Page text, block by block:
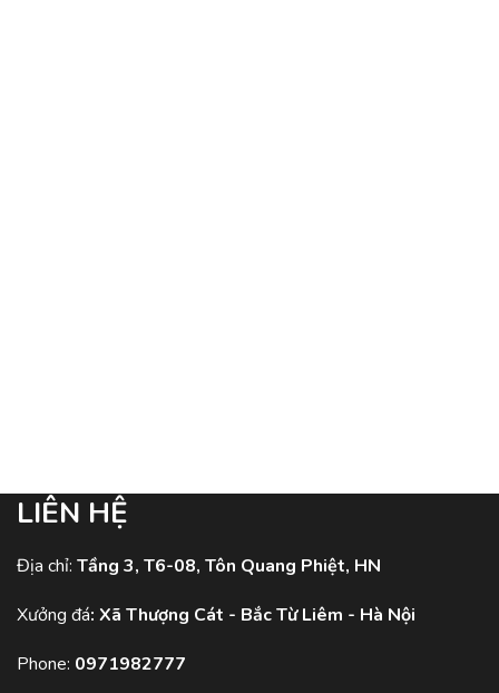
LIÊN HỆ
Địa chỉ: Tầng 3, T6-08, Tôn Quang Phiệt, HN
Xưởng đá: Xã Thượng Cát - Bắc Từ Liêm - Hà Nội
Phone: 0971982777